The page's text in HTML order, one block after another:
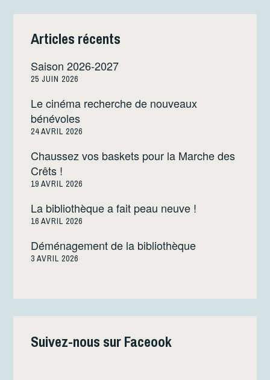
Articles récents
Saison 2026-2027
25 JUIN 2026
Le cinéma recherche de nouveaux
bénévoles
24 AVRIL 2026
Chaussez vos baskets pour la Marche des
Crêts !
19 AVRIL 2026
La bibliothèque a fait peau neuve !
16 AVRIL 2026
Déménagement de la bibliothèque
3 AVRIL 2026
Suivez-nous sur Faceook